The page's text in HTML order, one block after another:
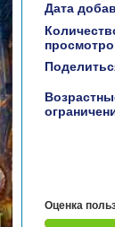
Дата
Оценка